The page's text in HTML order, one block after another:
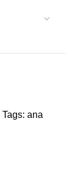
Tags: ana